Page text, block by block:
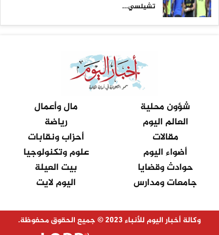
تشيلسي...
شؤون محلية
مال وأعمال
العالم اليوم
رياضة
مقالات
أحزاب ونقابات
أضواء اليوم
علوم وتكنولوجيا
حوادث وقضايا
بيت العيلة
جامعات ومدارس
اليوم لايت
وكالة أخبار اليوم للأنباء 2023 © جميع الحقوق محفوظة.